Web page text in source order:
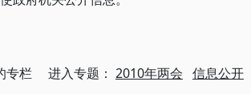
专栏 进入专题： 2010年两会 信息公开